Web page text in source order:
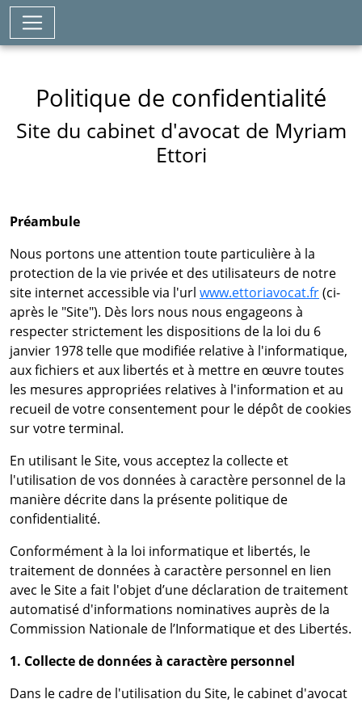
Politique de confidentialité
Site du cabinet d'avocat de Myriam
Ettori
Préambule
Nous portons une attention toute particulière à la
protection de la vie privée et des utilisateurs de notre
site internet accessible via l'url www.ettoriavocat.fr(ci-
après le "Site"). Dès lors nous nous engageons à
respecter strictement les dispositions de la loi du 6
janvier 1978 telle que modifiée relative à l'informatique,
aux fichiers et aux libertés et à mettre en œuvre toutes
les mesures appropriées relatives à l'information et au
recueil de votre consentement pour le dépôt de cookies
sur votre terminal.
En utilisant le Site, vous acceptez la collecte et
l'utilisation de vos données à caractère personnel de la
manière décrite dans la présente politique de
confidentialité.
Conformément à la loi informatique et libertés, le
traitement de données à caractère personnel en lien
avec le Site a fait l'objet d’une déclaration de traitement
automatisé d'informations nominatives auprès de la
Commission Nationale de l’Informatique et des Libertés.
1. Collecte de données à caractère personnel
Dans le cadre de l'utilisation du Site, le cabinet d'avocat